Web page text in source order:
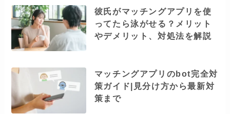
彼氏がマッチングアプリを使
ってたら泳がせる？メリット
やデメリット、対処法を解説
マッチングアプリのbot完全対
策ガイド|見分け方から最新対
策まで